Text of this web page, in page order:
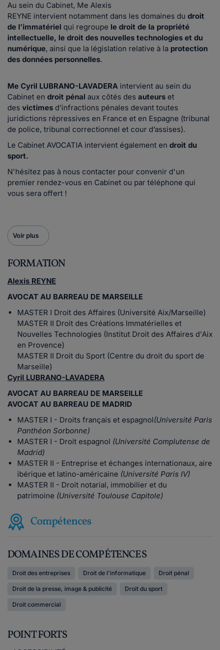
Au sein du Cabinet, Me Alexis
REYNE intervient notamment dans les domaines du droit
de l’immatériel qui regroupe le droit de la propriété
intellectuelle, le droit des nouvelles technologies et du
numérique, ainsi que la législation relative à la protection
des données personnelles.
Me Cyril LUBRANO-LAVADERA intervient au sein du
Cabinet en droit pénal aux côtés des auteurs et
des victimes d’infractions pénales devant toutes
juridictions répressives en France et en Espagne (tribunal
de police, tribunal correctionnel et cour d’assises).
Le Cabinet AVOCATIA intervient également en droit du
sport.
N'hésitez pas à nous contacter pour convenir d'un
premier rendez-vous en Cabinet ou par téléphone qui
vous sera offert !
Voir plus
FORMATION
Alexis REYNE
AVOCAT AU BARREAU DE MARSEILLE
MASTER I Droit des Affaires (Université Aix/Marseille)
MASTER II Droit des Créations Immatérielles et
Nouvelles Technologies (Institut Droit des Affaires d'Aix
en Provence)
MASTER II Droit du Sport (Centre du droit du sport de
Marseille)
Cyril LUBRANO-LAVADERA
AVOCAT AU BARREAU DE MARSEILLE
AVOCAT AU BARREAU DE MADRID
MASTER I - Droits français et espagnol(Université Paris
Panthéon Sorbonne)
MASTER I - Droit espagnol (Université Complutense de
Madrid)
MASTER II - Entreprise et échanges internationaux, aire
ibérique et latino-américaine (Université Paris IV)
MASTER II - Droit notarial, immobilier et du
patrimoine (Université Toulouse Capitole)
Compétences
DOMAINES DE COMPÉTENCES
Droit des entreprises Droit de l'informatique Droit pénal
Droit de la presse, image & publicité Droit du sport
Droit commercial
POINT FORTS